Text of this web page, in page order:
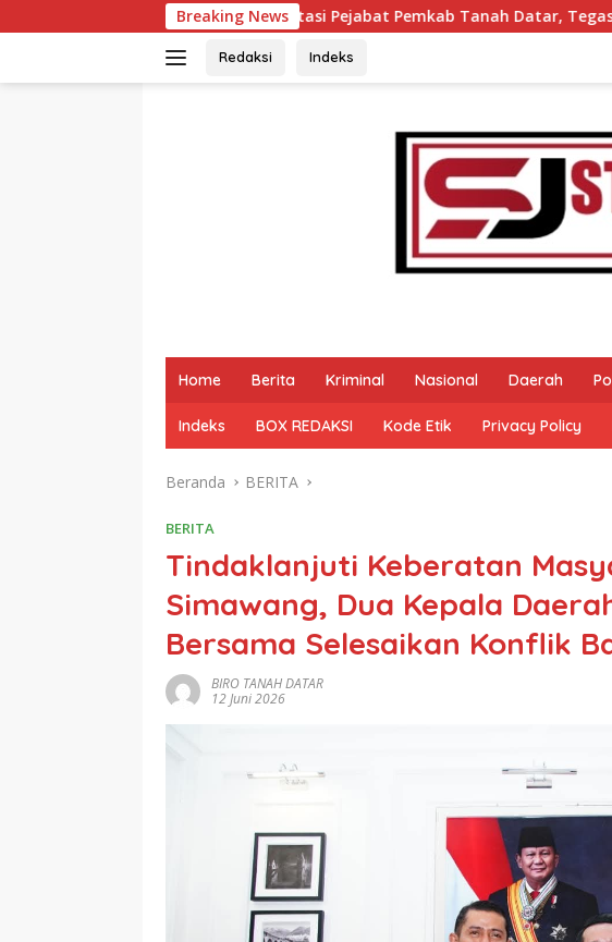
ke
Breaking News
Eka Putra Rotasi Pejabat Pemkab Tanah Datar, Tegaskan Kemudahan Izin
Redaksi Indeks
Home Berita Kriminal Nasional Daerah
Indeks BOX REDAKSI Kode Etik Privacy Policy
Beranda BERITA
BERITA
Tindaklanjuti Keberatan
Simawang, Dua Kepala
Bersama Selesaikan Konflik
BIRO TANAH DATAR
12 Juni 2026